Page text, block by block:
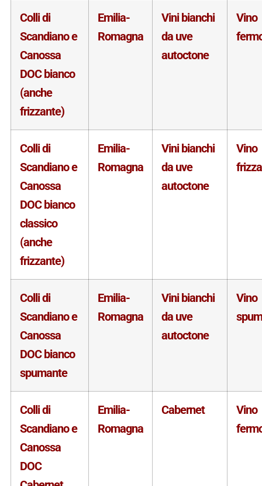
Colli di
Scandiano e
Canossa
DOC bianco
(anche
frizzante)
Emilia-
Romagna
Vini bianchi
da uve
autoctone
Vino
Colli di
Scandiano e
Canossa
DOC bianco
classico
(anche
frizzante)
Emilia-
Romagna
Vini bianchi
da uve
autoctone
Vino
Colli di
Scandiano e
Canossa
DOC bianco
spumante
Emilia-
Romagna
Vini bianchi
da uve
autoctone
Vino
Colli di
Scandiano e
Canossa
DOC
Emilia-
Romagna
Cabernet
Vino